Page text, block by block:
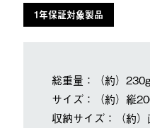
1年保証対象製品
総重量：（約）230g
サイズ：（約）縦
収納サイズ：（約